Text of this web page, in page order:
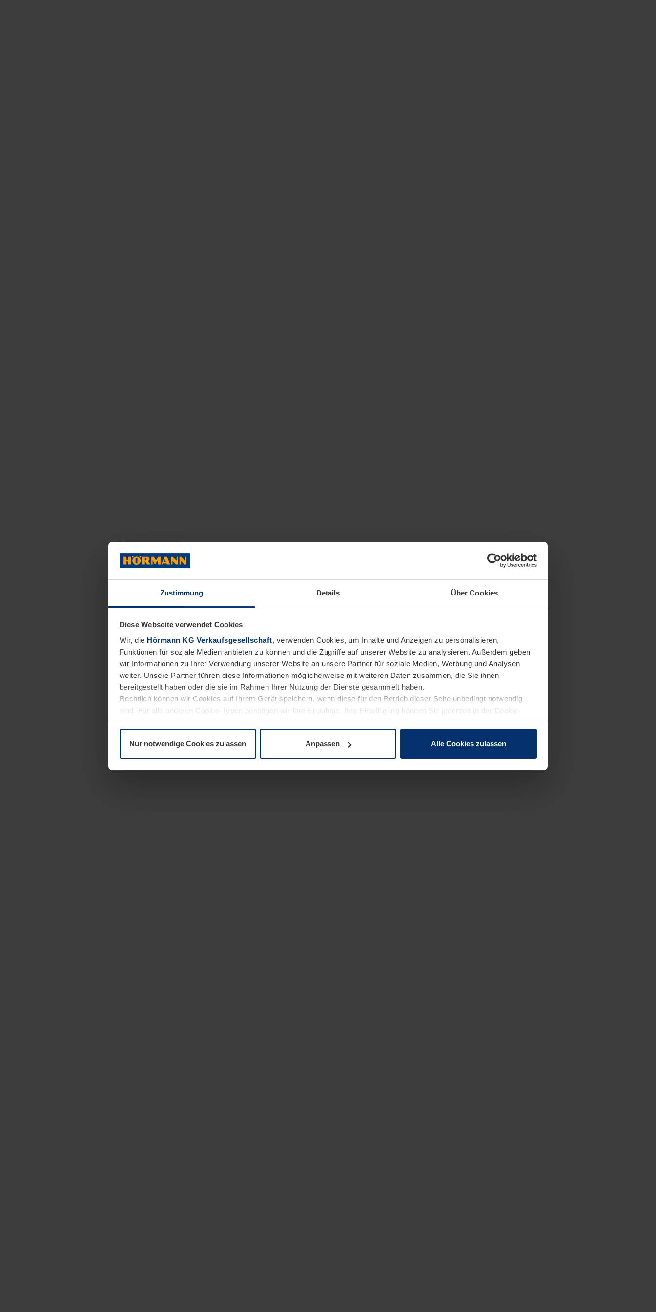
Zustimmung Details Über Cookies
Diese Webseite verwendet Cookies
Wir, die Hörmann KG Verkaufsgesellschaft, verwenden Cookies, um Inhalte und Anzeigen zu personalisieren,
Funktionen für soziale Medien anbieten zu können und die Zugriffe auf unserer Website zu analysieren. Außerdem geben
wir Informationen zu Ihrer Verwendung unserer Website an unsere Partner für soziale Medien, Werbung und Analysen
weiter. Unsere Partner führen diese Informationen möglicherweise mit weiteren Daten zusammen, die Sie ihnen
bereitgestellt haben oder die sie im Rahmen Ihrer Nutzung der Dienste gesammelt haben.
Rechtlich können wir Cookies auf Ihrem Gerät speichern, wenn diese für den Betrieb dieser Seite unbedingt notwendig
sind. Für alle anderen Cookie-Typen benötigen wir Ihre Erlaubnis. Ihre Einwilligung können Sie jederzeit in der Cookie-
Erläuterung auf der SeiteDatenschutzerklärungunserer Website ändern oder widerrufen.
Nur notwendige Cookies zulassen Anpassen Alle Cookies zulassen